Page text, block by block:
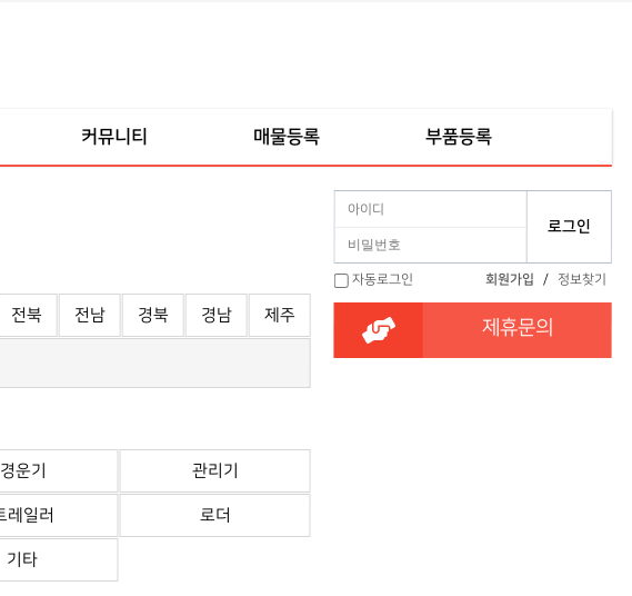
커뮤니티 매물등록 부품등록
전북 전남 경북 경남 제주
경운기 관리기
레일러 로더
기타
자동로그인 회원가입 / 정보찾기
제휴문의